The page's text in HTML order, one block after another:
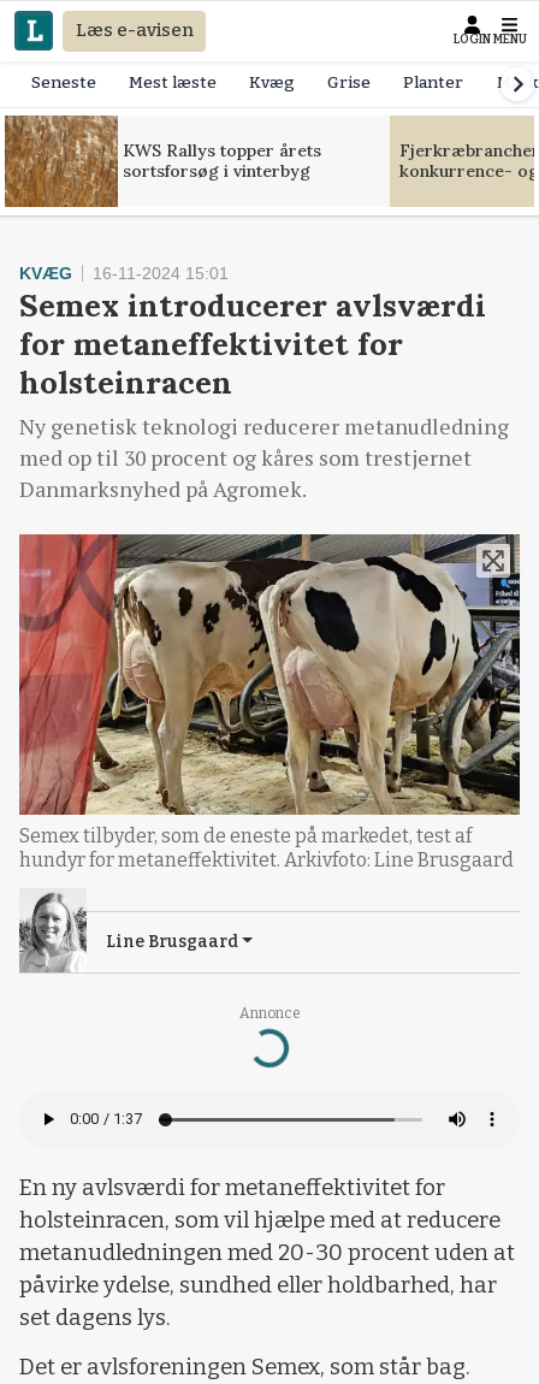
Læs e-avisen LOGIN MENU
Seneste Mest læste Kvæg Grise Planter
KWS Rallys topper årets
sortsforsøg i vinterbyg
konkurrence-
Annonce
Loading...
KVÆG 16-11-2024 15:01
Semex introducerer avlsværdi
for metaneffektivitet for
holsteinracen
Ny genetisk teknologi reducerer metanudledning
med op til 30 procent og kåres som trestjernet
Danmarksnyhed på Agromek.
Semex tilbyder, som de eneste på markedet, test af
hundyr for metaneffektivitet. Arkivfoto: Line Brusgaard
Line Brusgaard
En ny avlsværdi for metaneffektivitet for
holsteinracen, som vil hjælpe med at reducere
metanudledningen med 20-30 procent uden at
påvirke ydelse, sundhed eller holdbarhed, har
set dagens lys.
Det er avlsforeningen Semex, som står bag.